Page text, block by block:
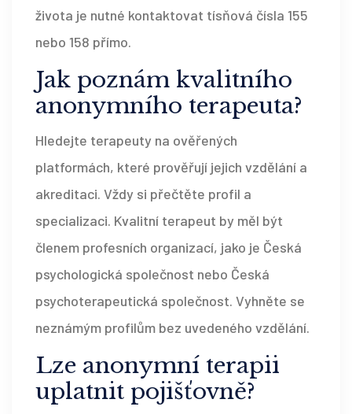
života je nutné kontaktovat tísňová čísla 155
nebo 158 přímo.
Jak poznám kvalitního
anonymního terapeuta?
Hledejte terapeuty na ověřených
platformách, které prověřují jejich vzdělání a
akreditaci. Vždy si přečtěte profil a
specializaci. Kvalitní terapeut by měl být
členem profesních organizací, jako je Česká
psychologická společnost nebo Česká
psychoterapeutická společnost. Vyhněte se
neznámým profilům bez uvedeného vzdělání.
Lze anonymní terapii
uplatnit pojišťovně?